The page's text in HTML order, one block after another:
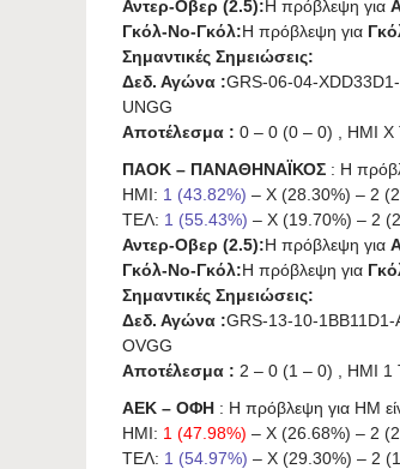
Αντερ-Οβερ (2.5):Η πρόβλεψη για
Γκόλ-Νο-Γκόλ:Η πρόβλεψη για
Σημαντικές Σημειώσεις:
Δεδ. Αγώνα :GRS-06-04-
UNGG
Αποτέλεσμα : 0 – 0 (0 – 0) , ΗΜΙ X
ΠΑΟΚ – ΠΑΝΑΘΗΝΑΪΚΟΣ : Η
ΗΜΙ: 1 (43.82%) – X (28.30%) – 2
ΤΕΛ: 1 (55.43%) – X (19.70%) – 2
Αντερ-Οβερ (2.5):Η πρόβλεψη για
Γκόλ-Νο-Γκόλ:Η πρόβλεψη για
Σημαντικές Σημειώσεις:
Δεδ. Αγώνα :GRS-13-10-
OVGG
Αποτέλεσμα : 2 – 0 (1 – 0) , ΗΜΙ 1
ΑΕΚ – ΟΦΗ : Η πρόβλεψη για HΜ
ΗΜΙ: 1 (47.98%) – X (26.68%) – 2
ΤΕΛ: 1 (54.97%) – X (29.30%) – 2